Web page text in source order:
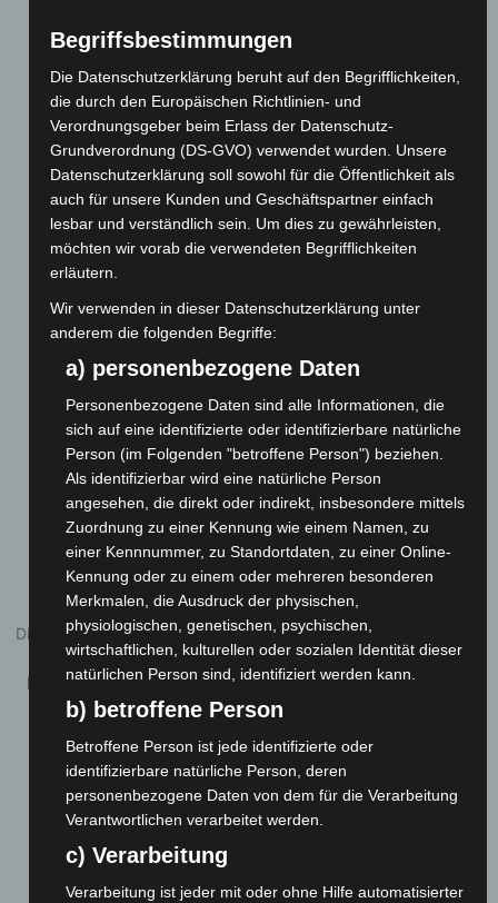
Neben den klassischen Rollen einer Abteilung
(Abteilungsleiter, 2. Abteilungsleiter, Kassier,
Schriftführer und Jugendleiter) wurde die
Handballabteilung bei der Neuorganisation im Jahr
2021 in eine neue Struktur überführt, um weiterhin
eine moderne Vereinsführung zu ermöglichen.
Die fünf Säulen der TSG Ailingen Handball Organisationsstruktur
Die Abteilungsleitung setzt sich wie folgt zusammen:
Begriffsbestimmungen
Die Datenschutzerklärung beruht auf den Begrifflichkeiten,
die durch den Europäischen Richtlinien- und
Verordnungsgeber beim Erlass der Datenschutz-
Grundverordnung (DS-GVO) verwendet wurden. Unsere
Datenschutzerklärung soll sowohl für die Öffentlichkeit als
auch für unsere Kunden und Geschäftspartner einfach
lesbar und verständlich sein. Um dies zu gewährleisten,
möchten wir vorab die verwendeten Begrifflichkeiten
erläutern.
Wir verwenden in dieser Datenschutzerklärung unter
anderem die folgenden Begriffe:
a) personenbezogene Daten
Personenbezogene Daten sind alle Informationen, die
sich auf eine identifizierte oder identifizierbare natürliche
Person (im Folgenden "betroffene Person") beziehen.
Als identifizierbar wird eine natürliche Person
angesehen, die direkt oder indirekt, insbesondere mittels
Zuordnung zu einer Kennung wie einem Namen, zu
einer Kennnummer, zu Standortdaten, zu einer Online-
Kennung oder zu einem oder mehreren besonderen
Merkmalen, die Ausdruck der physischen,
physiologischen, genetischen, psychischen,
wirtschaftlichen, kulturellen oder sozialen Identität dieser
natürlichen Person sind, identifiziert werden kann.
b) betroffene Person
Betroffene Person ist jede identifizierte oder
identifizierbare natürliche Person, deren
personenbezogene Daten von dem für die Verarbeitung
Verantwortlichen verarbeitet werden.
c) Verarbeitung
Verarbeitung ist jeder mit oder ohne Hilfe automatisierter